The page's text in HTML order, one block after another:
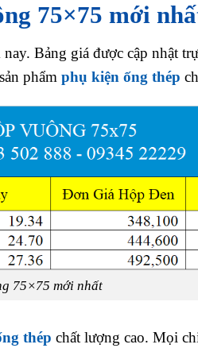
75×75 mới
Bảng giá được cập nhật
phẩm phụ kiện ống thép
75×75 mới nhất
thép chất lượng cao. Mọi